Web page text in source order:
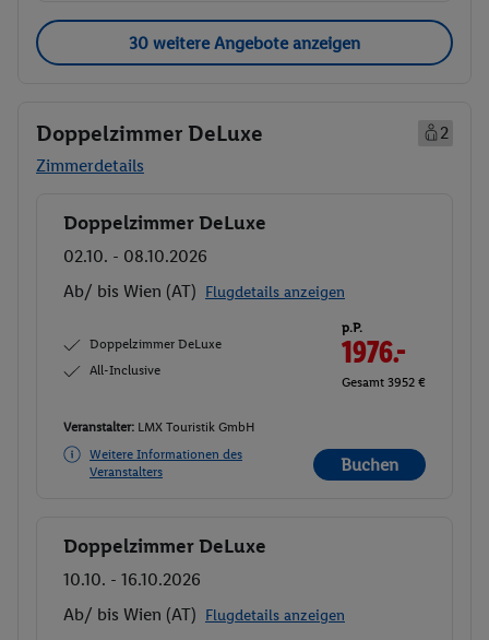
30 weitere Angebote anzeigen
Doppelzimmer DeLuxe
2
Zimmerdetails
Buchen
Doppelzimmer DeLuxe
02.10. - 08.10.2026
Ab/ bis Wien (AT) Flugdetails anzeigen
Doppelzimmer DeLuxe
All-Inclusive
p.P.
1976.-
Gesamt 3952 €
Veranstalter: LMX Touristik GmbH
Weitere Informationen des
Veranstalters
Buchen
Buchen
Doppelzimmer DeLuxe
10.10. - 16.10.2026
Ab/ bis Wien (AT) Flugdetails anzeigen